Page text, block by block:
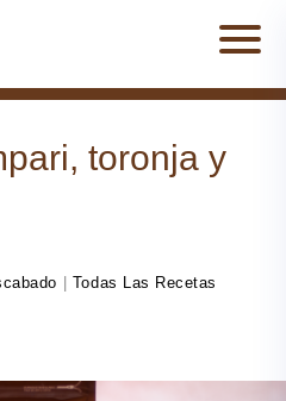
toronja y
Todas Las Recetas